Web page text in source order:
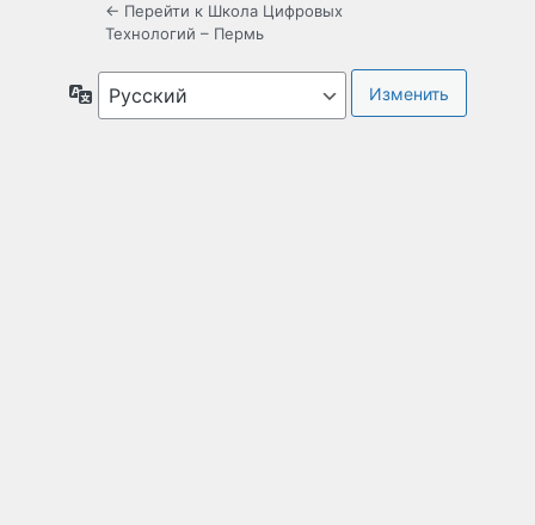
← Перейти к Школа Цифровых
Технологий – Пермь
Язык